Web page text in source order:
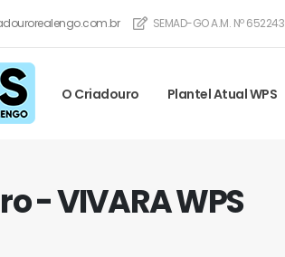
SEMAD-GO A.M. Nº 652243
O Criadouro Plantel Atual WPS
- VIVARA WPS